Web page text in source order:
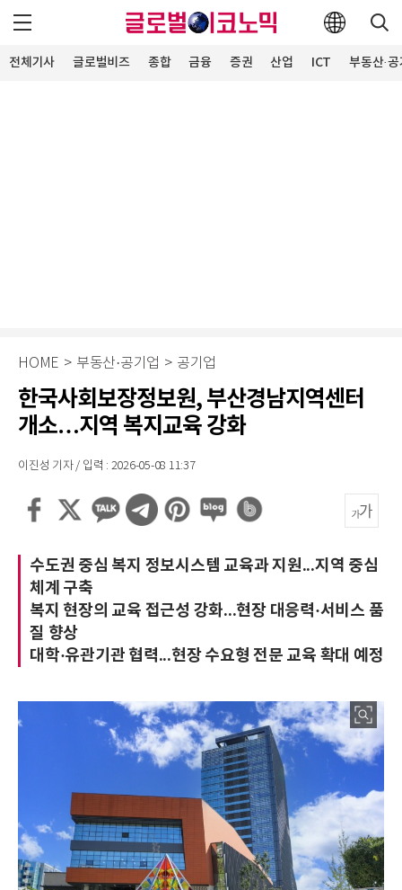
전체기사 글로벌비즈 종합 금융 증권 산업 ICT 부동산·
HOME > 부동산·공기업 > 공기업
한국사회보장정보원, 부산경남지역센터
개소…지역 복지교육 강화
이진성 기자 / 입력 : 2026-05-08 11:37
수도권 중심 복지 정보시스템 교육과 지원...지역 중심
체계 구축
복지 현장의 교육 접근성 강화...현장 대응력·서비스 품
질 향상
대학·유관기관 협력...현장 수요형 전문 교육 확대 예정